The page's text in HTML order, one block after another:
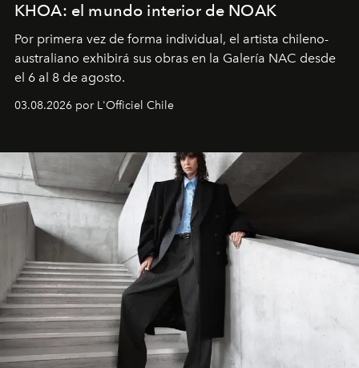
KHOA: el mundo interior de NOAK
Por primera vez de forma individual, el artista chileno-
australiano exhibirá sus obras en la Galería NAC desde
el 6 al 8 de agosto.
03.08.2026 por L'Officiel Chile